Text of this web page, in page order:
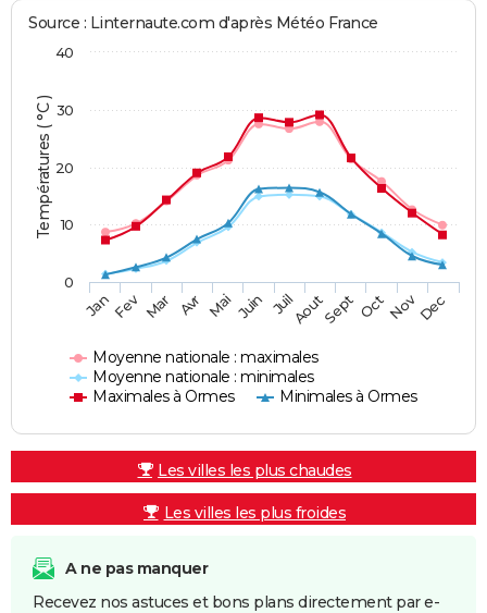
Températures ( °C )
Source : Linternaute.com d'après Météo France
Moyenne nationale : maximales
Moyenne nationale : minimales
Maximales à Ormes
Minimales à Ormes
JanFev Mar Avr Mai Juin JuilAoutSept OctNovDec
0
10
20
30
40
Les villes les plus chaudes
Les villes les plus froides
A ne pas manquer
Recevez nos astuces et bons plans directement par e-